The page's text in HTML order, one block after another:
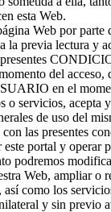
esta Web.
Web por
la previa lectura y
presentes
del acceso,
en el
o servicios, acepta
de uso del
las presentes
este portal y operar
podremos
Web, ampliar o
como los
y sin previo